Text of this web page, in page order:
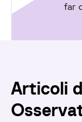
far
Articoli